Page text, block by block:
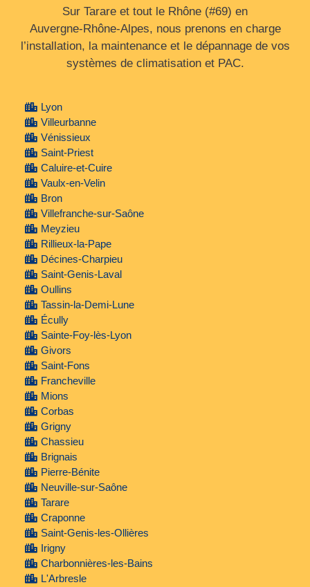
Sur Tarare et tout le Rhône (#69) en
Auvergne‑Rhône‑Alpes, nous prenons en charge
l’installation, la maintenance et le dépannage de vos
systèmes de climatisation et PAC.
Lyon
Villeurbanne
Vénissieux
Saint-Priest
Caluire-et-Cuire
Vaulx-en-Velin
Bron
Villefranche-sur-Saône
Meyzieu
Rillieux-la-Pape
Décines-Charpieu
Saint-Genis-Laval
Oullins
Tassin-la-Demi-Lune
Écully
Sainte-Foy-lès-Lyon
Givors
Saint-Fons
Francheville
Mions
Corbas
Grigny
Chassieu
Brignais
Pierre-Bénite
Neuville-sur-Saône
Tarare
Craponne
Saint-Genis-les-Ollières
Irigny
Charbonnières-les-Bains
L'Arbresle